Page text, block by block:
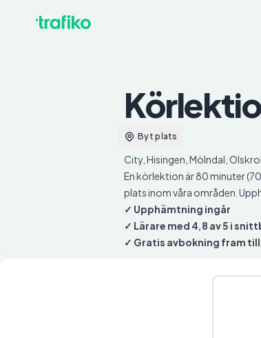
Byt plats
City, Hisingen, Mölndal,
En körlektion är 80 minuter
plats inom våra områden.
✓ Upphämtning ingår
✓ Lärare med 4,8 av 5 i
✓ Gratis avbokning fram till